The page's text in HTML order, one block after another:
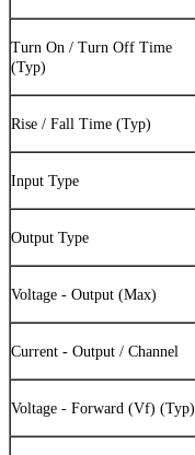
Turn On / Turn Off Time
(Typ)
Rise / Fall Time (Typ)
Input Type
Output Type
Voltage - Output (Max)
Current - Output / Channel
Voltage - Forward (Vf) (Typ)